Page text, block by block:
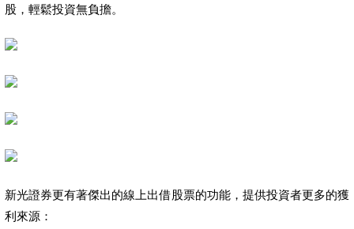
股，輕鬆投資無負擔。
新光證券更有著傑出的線上出借股票的功能，提供投資者更多的獲
利來源：